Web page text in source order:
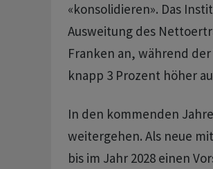
«konsolidieren». Das
Ausweitung des
Franken an, während
knapp 3 Prozent höher
In den kommenden
weitergehen. Als neue
bis im Jahr 2028 einen